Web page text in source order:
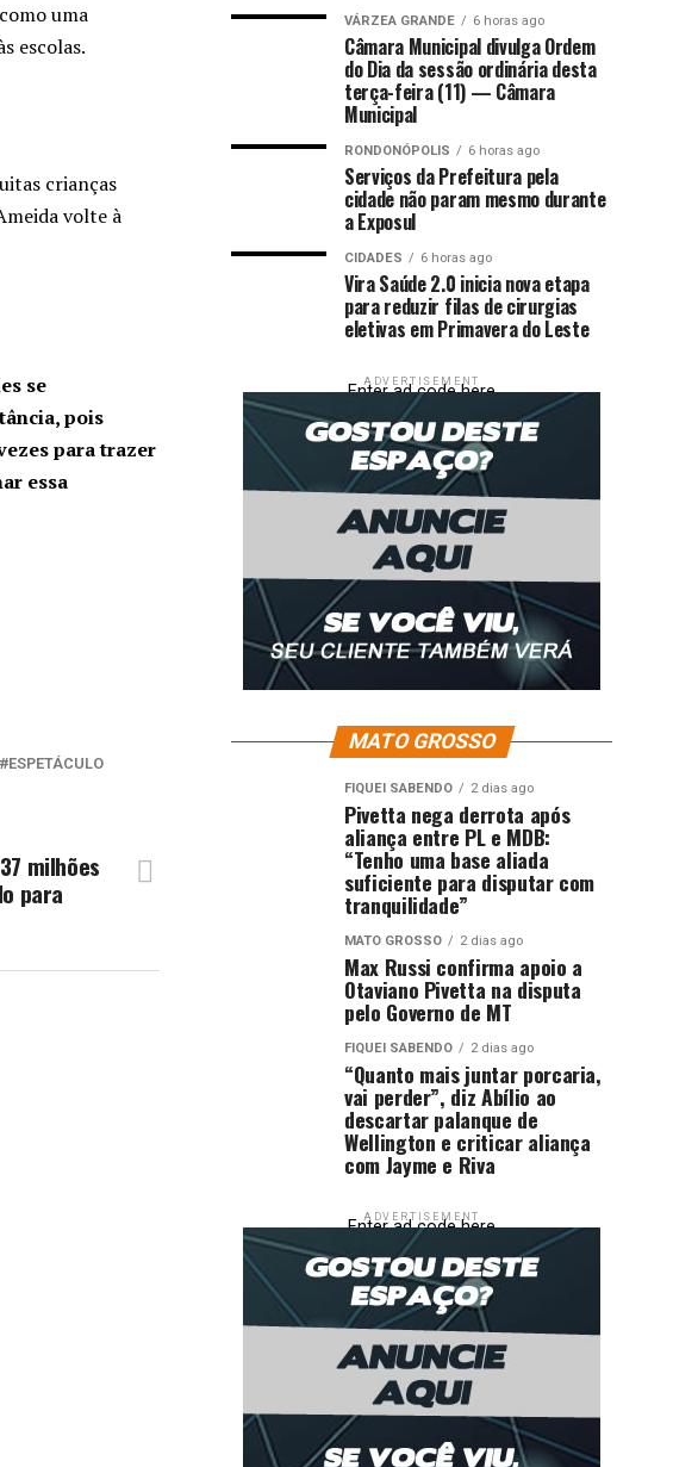
uma
escolas.
crianças
volte à
se
pois
para trazer
essa
ESPETÁCULO
milhões
para
VÁRZEA GRANDE 6 horas ago
Câmara Municipal divulga Ordem
do Dia da sessão ordinária desta
terça-feira (11) — Câmara
Municipal
RONDONÓPOLIS 6 horas ago
Serviços da Prefeitura pela
cidade não param mesmo durante
a Exposul
CIDADES 6 horas ago
Vira Saúde 2.0 inicia nova etapa
para reduzir filas de cirurgias
eletivas em Primavera do Leste
ADVERTISEMENT
Enter ad code here
MATO GROSSO
FIQUEI SABENDO 2 dias ago
Pivetta nega derrota após
aliança entre PL e MDB:
“Tenho uma base aliada
suficiente para disputar com
tranquilidade”
MATO GROSSO 2 dias ago
Max Russi confirma apoio a
Otaviano Pivetta na disputa
pelo Governo de MT
FIQUEI SABENDO 2 dias ago
“Quanto mais juntar porcaria,
vai perder”, diz Abílio ao
descartar palanque de
Wellington e criticar aliança
com Jayme e Riva
ADVERTISEMENT
Enter ad code here